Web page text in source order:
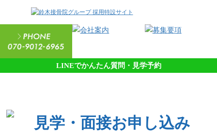
LINEでかんたん質問・見学予約